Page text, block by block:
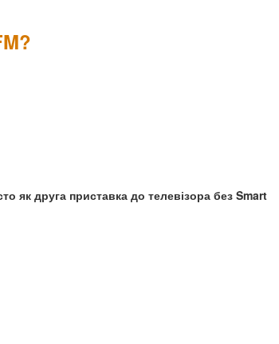
як друга приставка до телевізора без Smart